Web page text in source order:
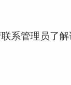
系管理员了